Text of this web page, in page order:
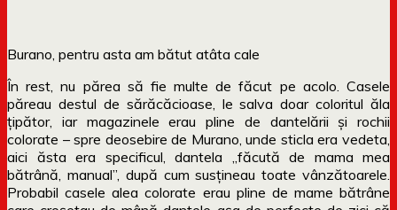
Burano, pentru asta am bătut atâta cale
În rest, nu părea să fie multe de făcut pe acolo. Casele
păreau destul de sărăcăcioase, le salva doar coloritul ăla
țipător, iar magazinele erau pline de dantelării și rochii
colorate – spre deosebire de Murano, unde sticla era vedeta,
aici ăsta era specificul, dantela „făcută de mama mea
bătrână, manual”, după cum susțineau toate vânzătoarele.
Probabil casele alea colorate erau pline de mame bătrâne